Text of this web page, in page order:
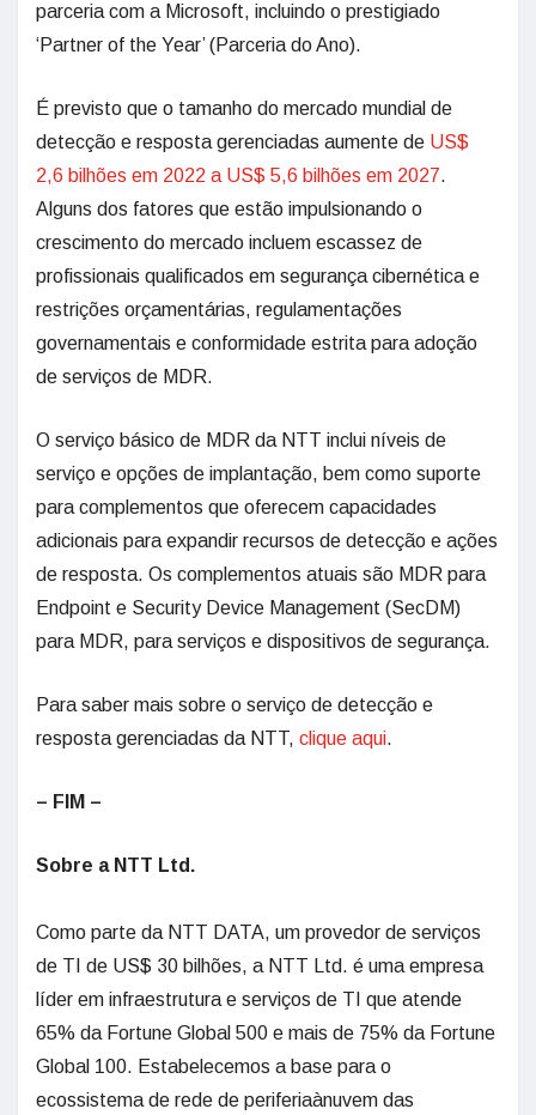
parceria com a Microsoft, incluindo o prestigiado
‘Partner of the Year’ (Parceria do Ano).
É previsto que o tamanho do mercado mundial de
detecção e resposta gerenciadas aumente de US$
2,6 bilhões em 2022 a US$ 5,6 bilhões em 2027.
Alguns dos fatores que estão impulsionando o
crescimento do mercado incluem escassez de
profissionais qualificados em segurança cibernética e
restrições orçamentárias, regulamentações
governamentais e conformidade estrita para adoção
de serviços de MDR.
O serviço básico de MDR da NTT inclui níveis de
serviço e opções de implantação, bem como suporte
para complementos que oferecem capacidades
adicionais para expandir recursos de detecção e ações
de resposta. Os complementos atuais são MDR para
Endpoint e Security Device Management (SecDM)
para MDR, para serviços e dispositivos de segurança.
Para saber mais sobre o serviço de detecção e
resposta gerenciadas da NTT, clique aqui.
– FIM –
Sobre a NTT Ltd.
Como parte da NTT DATA, um provedor de serviços
de TI de US$ 30 bilhões, a NTT Ltd. é uma empresa
líder em infraestrutura e serviços de TI que atende
65% da Fortune Global 500 e mais de 75% da Fortune
Global 100. Estabelecemos a base para o
ecossistema de rede de periferiaànuvem das